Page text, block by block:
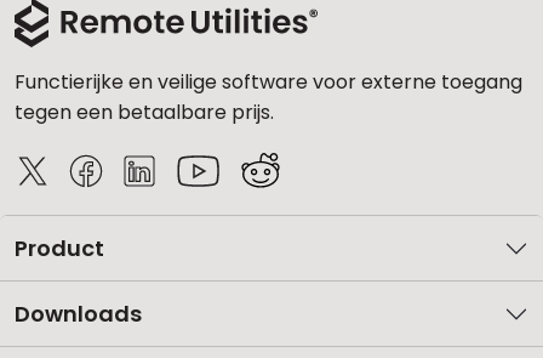
Functierijke en veilige software voor externe toegang
tegen een betaalbare prijs.
Product
Downloads